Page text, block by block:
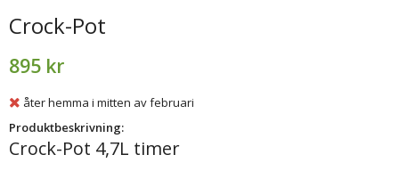
Crock-Pot
895 kr
åter hemma i mitten av februari
Produktbeskrivning:
Crock-Pot 4,7L timer